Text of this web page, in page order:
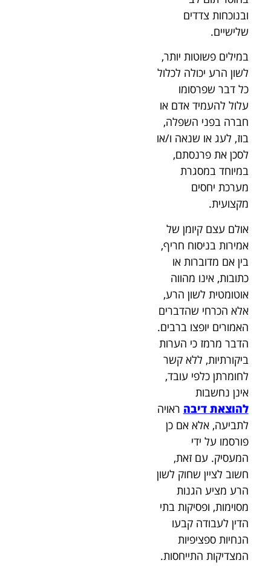
ובנוכחות צדדים
שלישיים.
במילים פשוטות יותר,
לשון הרע יכולה לכלול
כל דבר שפרסומו
עלול להעמיד אדם או
חברה בפני השפלה,
בוז, לעג או שנאה ו/או
לסכן את פרנסתם,
במיוחד במסגרת
מערכת יחסים
מקצועית.
אולם עצם קיומן של
אמירות בניסוח חריף,
בין אם מדוברות או
כתובות, אינו מהווה
אוטומטית לשון הרע,
אלא הכרחי שהדברים
האמורים יופצו ברבים.
הדבר מרמז כי הערות
ביקורתיות, ללא קשר
לחומרתן כלפי עובד,
אינן נחשבות
להוצאת דיבה ראויה
לתביעה, אלא אם כן
פורסמו על ידי
המעסיק. עם זאת,
חשוב לציין שחוק לשון
הרע מציע הגנות
מסוימות, ופסיקות בתי
הדין לעבודה קבעו
הנחיות ספציפיות
המצדיקות התייחסות.